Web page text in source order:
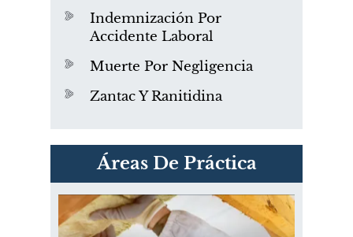
Indemnización Por
Accidente Laboral
Muerte Por Negligencia
Zantac Y Ranitidina
Áreas De Práctica
PVC Cloruro de polivinilo
Exposición